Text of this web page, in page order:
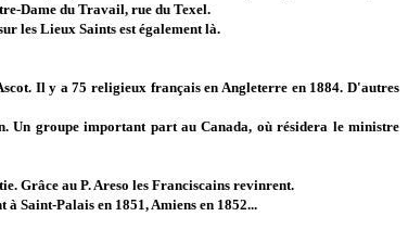
Dame du Travail, rue du Texel.
les Lieux Saints est également là.
Il y a 75 religieux français en Angleterre en 1884. D'autres
Un groupe important part au Canada, où résidera le ministre
Grâce au P. Areso les Franciscains revinrent.
à Saint-Palais en 1851, Amiens en 1852...